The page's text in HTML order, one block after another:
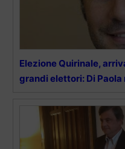
Elezione Quirinale,
grandi elettori: Di